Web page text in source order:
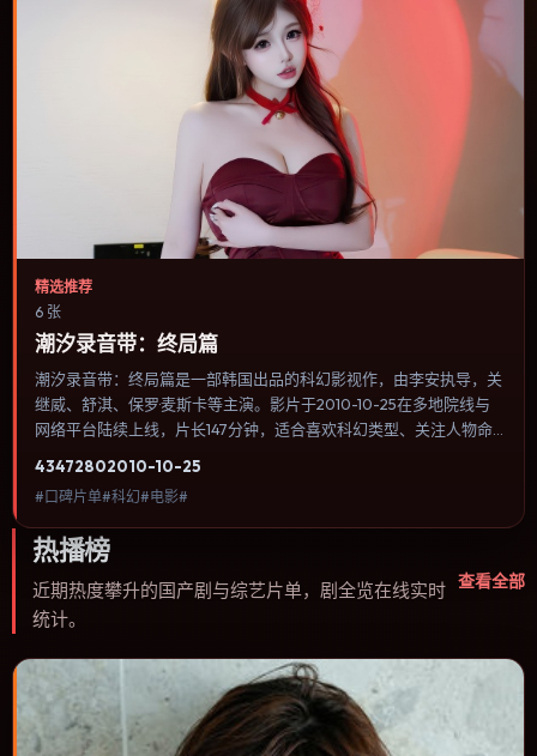
精选推荐
6 张
潮汐录音带：终局篇
潮汐录音带：终局篇是一部韩国出品的科幻影视作，由李安执导，关
继威、舒淇、保罗·麦斯卡等主演。影片于2010-10-25在多地院线与
网络平台陆续上线，片长147分钟，适合喜欢科幻类型、关注人物命
听语言统一，可作为休闲观影或类型片补片的选择。
43472802010-10-25
#口碑片单#科幻#电影#
热播榜
近期热度攀升的国产剧与综艺片单，剧全览在线实时
统计。
查看全部